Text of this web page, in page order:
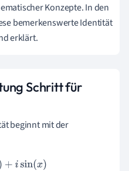
Konzepte. In den
bemerkenswerte Identität
erklärt.
Schritt für
beginnt mit der
) +isin(x)